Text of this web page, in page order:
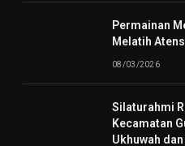
Permainan
Melatih
08/03/2026
Silaturahmi
Kecamatan
Ukhuwah